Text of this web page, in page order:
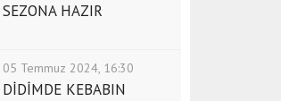
SEZONA HAZIR
05 Temmuz 2024, 16:30
DİDİMDE KEBABIN